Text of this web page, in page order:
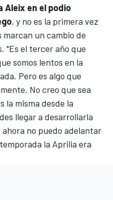
Aleix en el podio
, y no es la primera vez
marcan un cambio de
"Es el tercer año que
somos lentos en la
Pero es algo que
No creo que sea
la misma desde la
llegar a desarrollarla
no puedo adelantar
la Aprilia era